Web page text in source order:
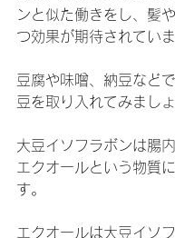
ンと似た働きをし、髪
つ効果が期待されていま
豆腐や味噌、納豆など
豆を取り入れてみましょ
大豆イソフラボンは腸
エクオールという物質
す。
エクオールは大豆イソ